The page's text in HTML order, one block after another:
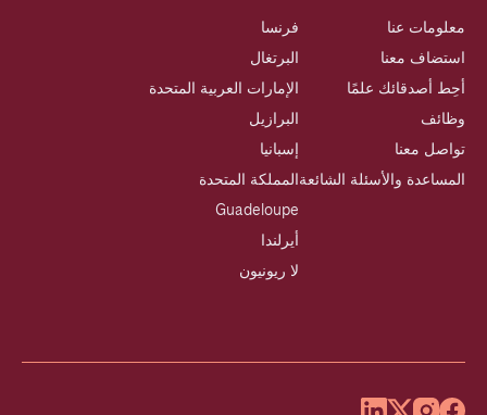
معلومات عنا
استضاف معنا
أحِط أصدقائك علمًا
وظائف
تواصل معنا
المساعدة والأسئلة الشائعة
فرنسا
البرتغال
الإمارات العربية المتحدة
البرازيل
إسبانيا
المملكة المتحدة
Guadeloupe
أيرلندا
لا ريونيون